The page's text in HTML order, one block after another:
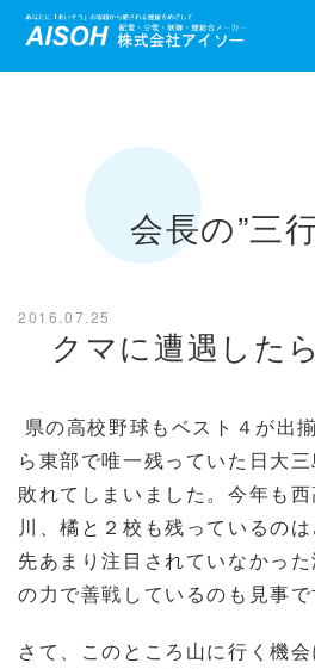
会長の”三
2016.07.25
クマに遭遇した
県の高校野球もベスト４が出
ら東部で唯一残っていた日大
敗れてしまいました。今年も
川、橘と２校も残っているの
先あまり注目されていなかっ
の力で善戦しているのも見事で
さて、このところ山に行く機